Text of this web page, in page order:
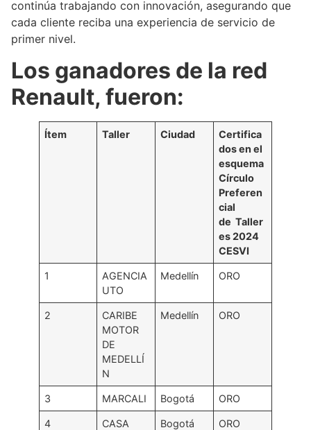
continúa trabajando con innovación, asegurando que
cada cliente reciba una experiencia de servicio de
primer nivel.
Los ganadores de la red
Renault, fueron:
Ítem Taller Ciudad
Certifica
dos en el
esquema
Círculo
Preferen
cial
deTaller
es 2024
CESVI
1
AGENCIA
UTO
Medellín ORO
2
CARIBE
MOTOR
DE
MEDELLÍ
N
Medellín ORO
3 MARCALI Bogotá ORO
4
CASA
Bogotá ORO